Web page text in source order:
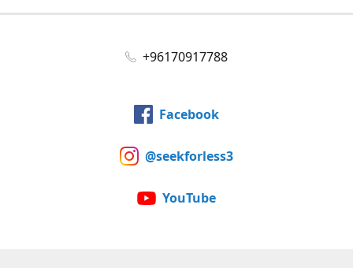
+96170917788
Facebook
@seekforless3
YouTube